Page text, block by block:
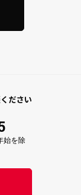
ださい
始を除